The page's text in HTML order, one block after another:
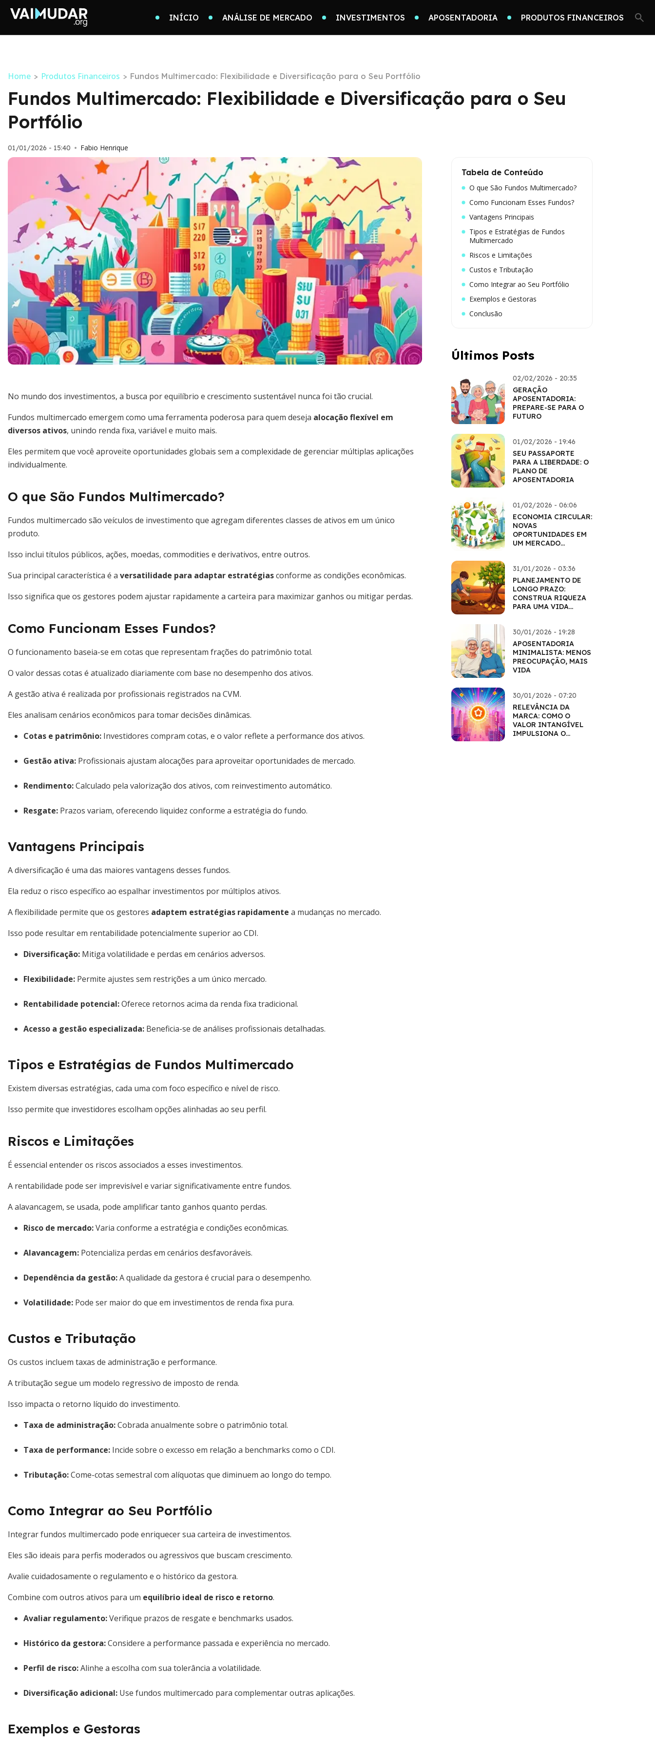
INÍCIO ANÁLISE DE MERCADO INVESTIMENTOS APOSENTADORIA PRODUTOS FINANCEIROS
Home > Produtos Financeiros > Fundos Multimercado: Flexibilidade e Diversificação para o Seu Portfólio
Fundos Multimercado: Flexibilidade e Diversificação para o Seu
Portfólio
01/01/2026 - 15:40 • Fabio Henrique
No mundo dos investimentos, a busca por equilíbrio e crescimento sustentável nunca foi tão crucial.
Fundos multimercado emergem como uma ferramenta poderosa para quem deseja alocação flexível em
diversos ativos, unindo renda fixa, variável e muito mais.
Eles permitem que você aproveite oportunidades globais sem a complexidade de gerenciar múltiplas aplicações
individualmente.
O que São Fundos Multimercado?
Fundos multimercado são veículos de investimento que agregam diferentes classes de ativos em um único
produto.
Isso inclui títulos públicos, ações, moedas, commodities e derivativos, entre outros.
Sua principal característica é a versatilidade para adaptar estratégiasconforme as condições econômicas.
Isso significa que os gestores podem ajustar rapidamente a carteira para maximizar ganhos ou mitigar perdas.
Como Funcionam Esses Fundos?
O funcionamento baseia-se em cotas que representam frações do patrimônio total.
O valor dessas cotas é atualizado diariamente com base no desempenho dos ativos.
A gestão ativa é realizada por profissionais registrados na CVM.
Eles analisam cenários econômicos para tomar decisões dinâmicas.
Cotas e patrimônio: Investidores compram cotas, e o valor reflete a performance dos ativos.
Gestão ativa: Profissionais ajustam alocações para aproveitar oportunidades de mercado.
Rendimento:Calculado pela valorização dos ativos, com reinvestimento automático.
Resgate: Prazos variam, oferecendo liquidez conforme a estratégia do fundo.
Vantagens Principais
A diversificação é uma das maiores vantagens desses fundos.
Ela reduz o risco específico ao espalhar investimentos por múltiplos ativos.
A flexibilidade permite que os gestores adaptem estratégias rapidamente a mudanças no mercado.
Isso pode resultar em rentabilidade potencialmente superior ao CDI.
Diversificação: Mitiga volatilidade e perdas em cenários adversos.
Flexibilidade: Permite ajustes sem restrições a um único mercado.
Rentabilidade potencial:Oferece retornos acima da renda fixa tradicional.
Acesso a gestão especializada: Beneficia-se de análises profissionais detalhadas.
Tipos e Estratégias de Fundos Multimercado
Existem diversas estratégias, cada uma com foco específico e nível de risco.
Isso permite que investidores escolham opções alinhadas ao seu perfil.
Riscos e Limitações
É essencial entender os riscos associados a esses investimentos.
A rentabilidade pode ser imprevisível e variar significativamente entre fundos.
A alavancagem, se usada, pode amplificar tanto ganhos quanto perdas.
Risco de mercado:Varia conforme a estratégia e condições econômicas.
Alavancagem: Potencializa perdas em cenários desfavoráveis.
Dependência da gestão:A qualidade da gestora é crucial para o desempenho.
Volatilidade: Pode ser maior do que em investimentos de renda fixa pura.
Custos e Tributação
Os custos incluem taxas de administração e performance.
A tributação segue um modelo regressivo de imposto de renda.
Isso impacta o retorno líquido do investimento.
Taxa de administração:Cobrada anualmente sobre o patrimônio total.
Taxa de performance: Incide sobre o excesso em relação a benchmarks como o CDI.
Tributação:Come-cotas semestral com alíquotas que diminuem ao longo do tempo.
Como Integrar ao Seu Portfólio
Integrar fundos multimercado pode enriquecer sua carteira de investimentos.
Eles são ideais para perfis moderados ou agressivos que buscam crescimento.
Avalie cuidadosamente o regulamento e o histórico da gestora.
Combine com outros ativos para um equilíbrio ideal de risco e retorno.
Avaliar regulamento:Verifique prazos de resgate e benchmarks usados.
Histórico da gestora:Considere a performance passada e experiência no mercado.
Perfil de risco:Alinhe a escolha com sua tolerância a volatilidade.
Diversificação adicional: Use fundos multimercado para complementar outras aplicações.
Exemplos e Gestoras
Tabela de Conteúdo
O que São Fundos Multimercado?
Como Funcionam Esses Fundos?
Vantagens Principais
Tipos e Estratégias de Fundos
Multimercado
Riscos e Limitações
Custos e Tributação
Como Integrar ao Seu Portfólio
Exemplos e Gestoras
Conclusão
Últimos Posts
02/02/2026 - 20:35
GERAÇÃO
APOSENTADORIA:
PREPARE-SE PARA O
FUTURO
01/02/2026 - 19:46
SEU PASSAPORTE
PARA A LIBERDADE: O
PLANO DE
APOSENTADORIA
01/02/2026 - 06:06
ECONOMIA CIRCULAR:
NOVAS
OPORTUNIDADES EM
UM MERCADO
31/01/2026 - 03:36
PLANEJAMENTO DE
LONGO PRAZO:
CONSTRUA RIQUEZA
PARA UMA VIDA
30/01/2026 - 19:28
APOSENTADORIA
MINIMALISTA: MENOS
PREOCUPAÇÃO, MAIS
VIDA
30/01/2026 - 07:20
RELEVÂNCIA DA
MARCA: COMO O
VALOR INTANGÍVEL
IMPULSIONA O